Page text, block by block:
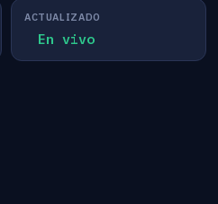
ACTUALIZADO
En vivo